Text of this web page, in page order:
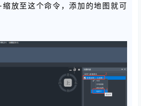
放至这个命令，添加的地图就可